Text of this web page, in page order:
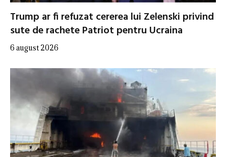
Trump ar fi refuzat cererea lui Zelenski privind
sute de rachete Patriot pentru Ucraina
6 august 2026